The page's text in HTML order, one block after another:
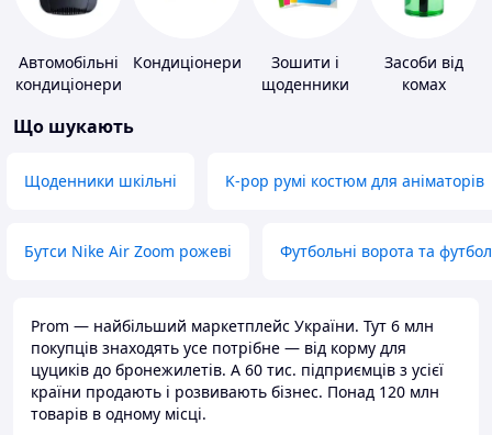
Автомобільні
кондиціонери
Кондиціонери
Зошити і
щоденники
Засоби від
комах
Що шукають
Щоденники шкільні K-pop румі костюм для аніматорів
Бутси Nike Air Zoom рожеві Футбольні ворота та
Prom — найбільший маркетплейс України. Тут 6 млн
покупців знаходять усе потрібне — від корму для
цуциків до бронежилетів. А 60 тис. підприємців з усієї
країни продають і розвивають бізнес. Понад 120 млн
товарів в одному місці.